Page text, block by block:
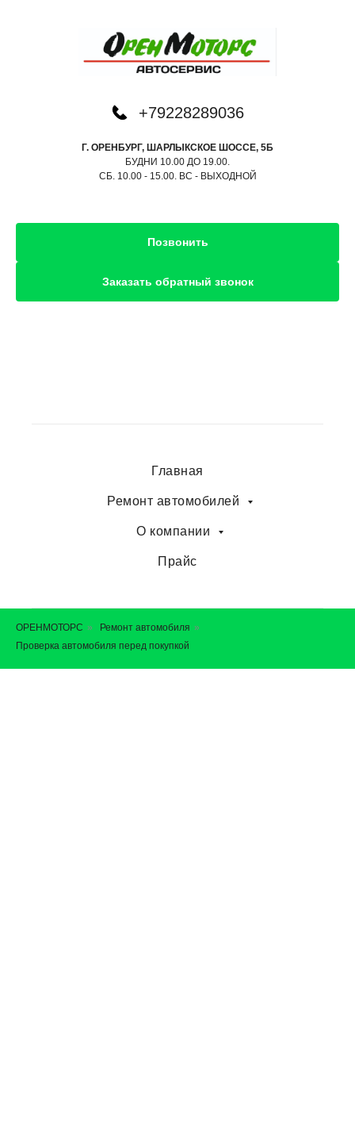
+79228289036
Г. ОРЕНБУРГ, ШАРЛЫКСКОЕ ШОССЕ, 5Б
БУДНИ 10.00 ДО 19.00.
СБ. 10.00 - 15.00. ВС - ВЫХОДНОЙ
Позвонить
Заказать обратный звонок
Главная
Ремонт автомобилей
О компании
Прайс
ОРЕНМОТОРС » Ремонт автомобиля »
Проверка автомобиля перед покупкой